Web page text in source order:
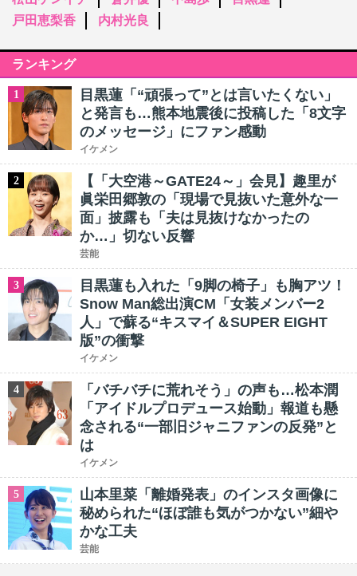
戸田恵梨香
内村光良
ランキング
1
目黒蓮「“頑張って”とは言いたくない」
と発言も…熊本地震後に投稿した「8文字
のメッセージ」にファン感動
イケメン
2
【「大空港～GATE24～」会見】趣里が
眞栄田郷敦の「現場で見抜いた意外な一
面」披露も「夫は見抜けなかったの
か…」切ない反響
芸能
3
目黒蓮も入れた「9脚の椅子」も胸アツ！
Snow Man総出演CM「女装メンバー2
人」で蘇る“キスマイ＆SUPER EIGHT
版”の衝撃
イケメン
4
「バチバチに荒れそう」の声も…松本潤
「アイドルプロデュース始動」報道も懸
念される“一部旧ジャニファンの反発”と
は
イケメン
5
山本里菜「離婚発表」のインスタ画像に
秘められた“ほぼ誰も気がつかない”細や
かな工夫
芸能